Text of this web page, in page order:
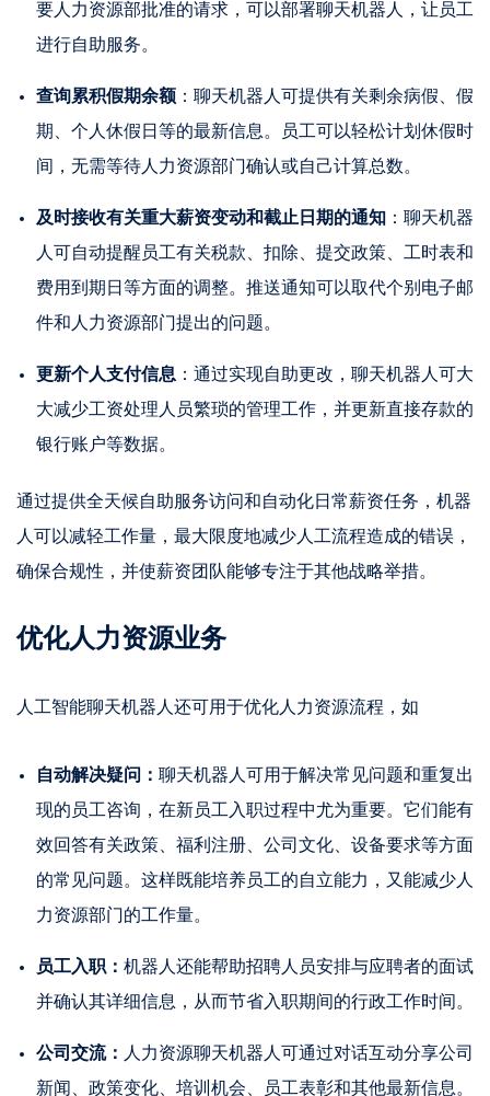
要人力资源部批准的请求，可以部署聊天机器人，让员工
进行自助服务。
查询累积假期余额 ：聊天机器人可提供有关剩余病假、假
期、个人休假日等的最新信息。员工可以轻松计划休假时
间，无需等待人力资源部门确认或自己计算总数。
及时接收有关重大薪资变动和截止日期的通知 ：聊天机器
人可自动提醒员工有关税款、扣除、提交政策、工时表和
费用到期日等方面的调整。推送通知可以取代个别电子邮
件和人力资源部门提出的问题。
更新个人支付信息：通过实现自助更改，聊天机器人可大
大减少工资处理人员繁琐的管理工作，并更新直接存款的
银行账户等数据。
通过提供全天候自助服务访问和自动化日常薪资任务，机器
人可以减轻工作量，最大限度地减少人工流程造成的错误，
确保合规性，并使薪资团队能够专注于其他战略举措。
优化人力资源业务
人工智能聊天机器人还可用于优化人力资源流程，如
自动解决疑问： 聊天机器人可用于解决常见问题和重复出
现的员工咨询，在新员工入职过程中尤为重要。它们能有
效回答有关政策、福利注册、公司文化、设备要求等方面
的常见问题。这样既能培养员工的自立能力，又能减少人
力资源部门的工作量。
员工入职： 机器人还能帮助招聘人员安排与应聘者的面试
并确认其详细信息，从而节省入职期间的行政工作时间。
公司交流： 人力资源聊天机器人可通过对话互动分享公司
新闻、政策变化、培训机会、员工表彰和其他最新信息。